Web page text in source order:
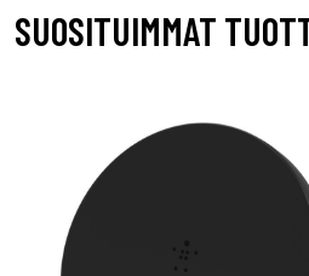
SUOSITUIMMAT